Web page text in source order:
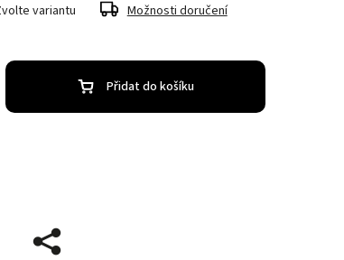
variantu Možnosti doručení
Přidat do košíku